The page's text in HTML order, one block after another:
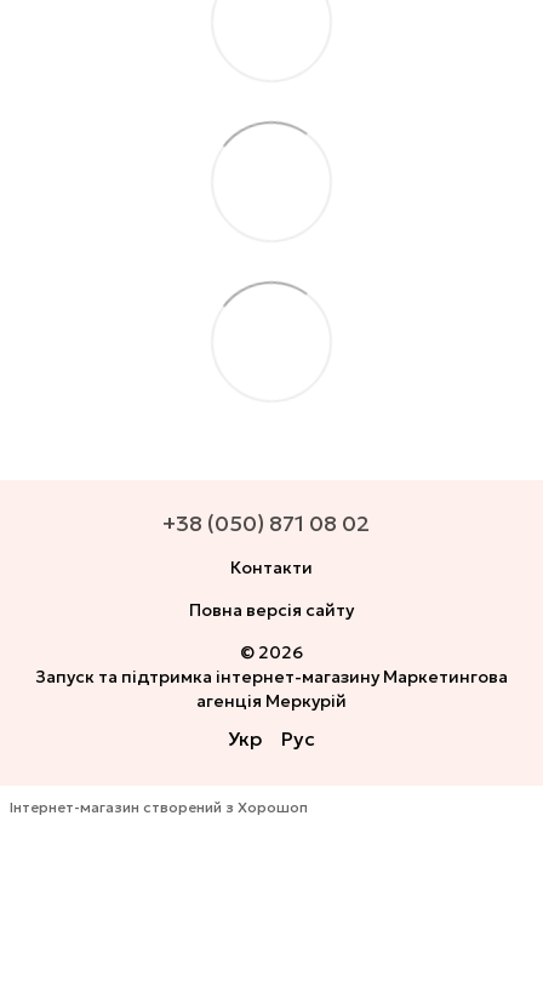
+38 (050) 871 08 02
Контакти
Повна версія сайту
© 2026
Запуск та підтримка інтернет-магазинуМаркетингова
агенція Меркурій
Укр Рус
Інтернет-магазин створений з Хорошоп